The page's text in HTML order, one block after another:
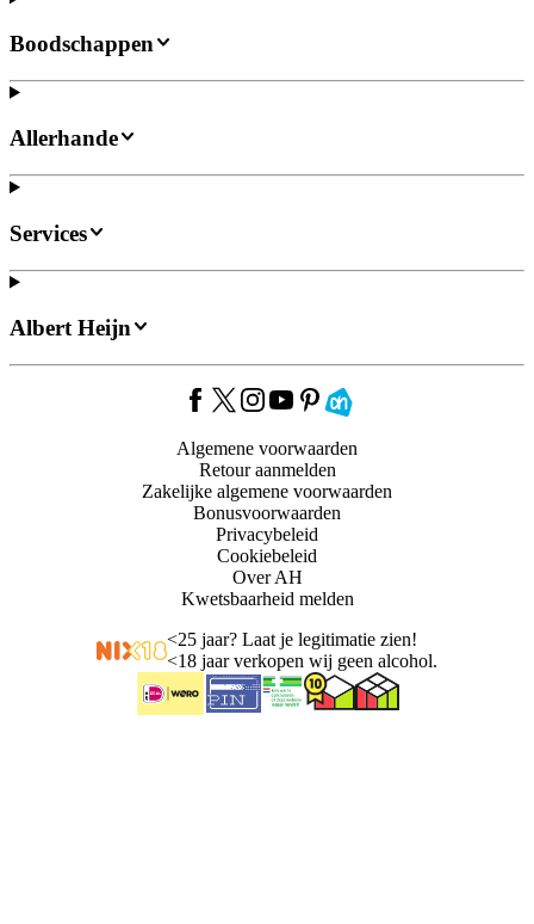
Boodschappen
Allerhande
Services
Albert Heijn
Algemene voorwaarden
Retour aanmelden
Zakelijke algemene voorwaarden
Bonusvoorwaarden
Privacybeleid
Cookiebeleid
Over AH
Kwetsbaarheid melden
<25 jaar? Laat je legitimatie zien!
<18 jaar verkopen wij geen alcohol.